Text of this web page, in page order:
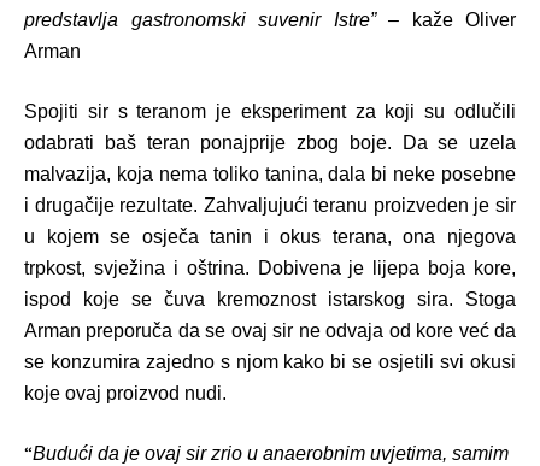
predstavlja gastronomski suvenir Istre” – kaže Oliver
Arman
Spojiti sir s teranom je eksperiment za koji su odlučili
odabrati baš teran ponajprije zbog boje. Da se uzela
malvazija, koja nema toliko tanina, dala bi neke posebne
i drugačije rezultate. Zahvaljujući teranu proizveden je sir
u kojem se osječa tanin i okus terana, ona njegova
trpkost, svježina i oštrina. Dobivena je lijepa boja kore,
ispod koje se čuva kremoznost istarskog sira. Stoga
Arman preporuča da se ovaj sir ne odvaja od kore već da
se konzumira zajedno s njom kako bi se osjetili svi okusi
koje ovaj proizvod nudi.
“Budući da je ovaj sir zrio u anaerobnim uvjetima, samim